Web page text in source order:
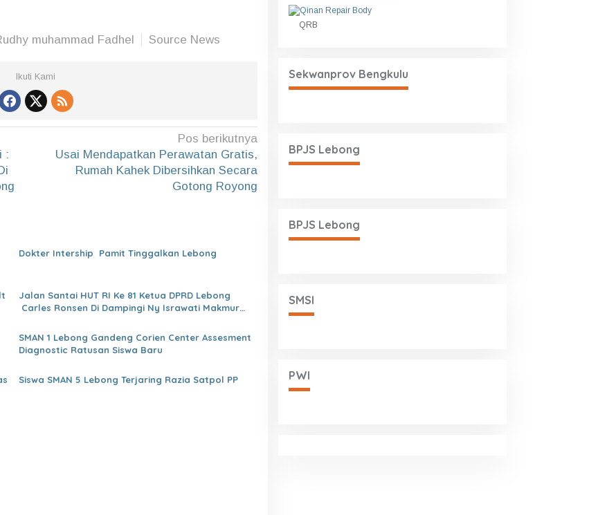
muhammad Fadhel Source News
Ikuti Kami
:
Pos berikutnya
Usai Mendapatkan Perawatan Gratis,
Rumah Kahek Dibersihkan Secara
Gotong Royong
Dokter Intership Pamit Tinggalkan Lebong
Jalan Santai HUT RI Ke 81 Ketua DPRD Lebong
Carles Ronsen Di Dampingi Ny Israwati Makmur
SMAN 1 Lebong Gandeng Corien Center Assesment
Diagnostic Ratusan Siswa Baru
Siswa SMAN 5 Lebong Terjaring Razia Satpol PP
QRB
Sekwanprov Bengkulu
BPJS Lebong
BPJS Lebong
SMSI
PWI